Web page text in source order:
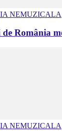
NEMUZICALA
de România
NEMUZICALA